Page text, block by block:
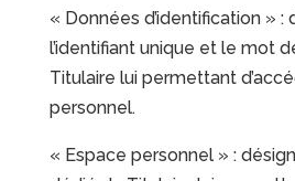
« Données d’identification » :
l’identifiant unique et le mot
Titulaire lui permettant
personnel.
« Espace personnel » :